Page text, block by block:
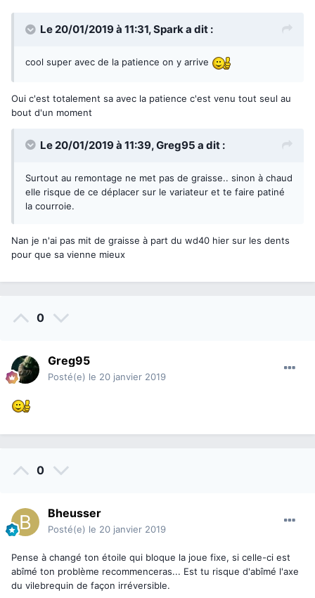
Le 20/01/2019 à 11:31,Sparka dit :
cool super avec de la patience on y arrive
Oui c'est totalement sa avec la patience c'est venu tout seul au
bout d'un moment
Le 20/01/2019 à 11:39,Greg95 a dit :
Surtout au remontage ne met pas de graisse.. sinon à chaud
elle risque de ce déplacer sur le variateur et te faire patiné
la courroie.
Nan je n'ai pas mit de graisse à part du wd40 hier sur les dents
pour que sa vienne mieux
0
Greg95
Posté(e) le 20 janvier 2019
0
Bheusser
Posté(e) le 20 janvier 2019
Pense à changé ton étoile qui bloque la joue fixe, si celle-ci est
abîmé ton problème recommenceras... Est tu risque d'abîmé l'axe
du vilebrequin de façon irréversible.